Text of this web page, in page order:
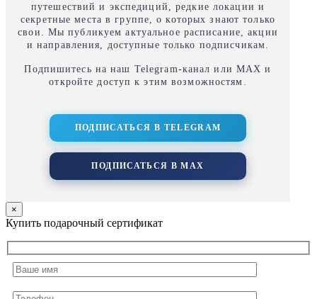
путешествий и экспедиций, редкие локации и
секретные места в группе, о которых знают только
свои. Мы публикуем актуальное расписание, акции
и направления, доступные только подписчикам.
Подпишитесь на наш Telegram‑канал или MAX и
откройте доступ к этим возможностям.
ПОДПИСАТЬСЯ В TELEGRAM
ПОДПИСАТЬСЯ В MAX
×
Купить подарочный сертификат